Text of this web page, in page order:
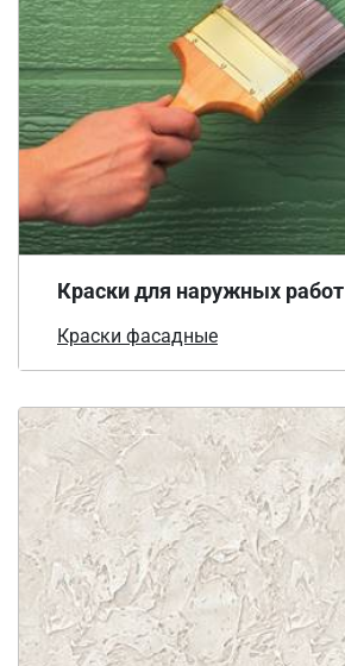
Краски для наружных работ
Краски фасадные